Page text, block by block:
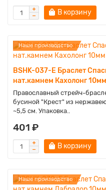
В корзину
Наше производство
BSHK-037-E Браслет
нат.камнем Кахолонг 10мм
Православный стрейч-
бусиной "Крест" из
~5,5 см. Упаковка..
401 ₽
В корзину
Наше производство